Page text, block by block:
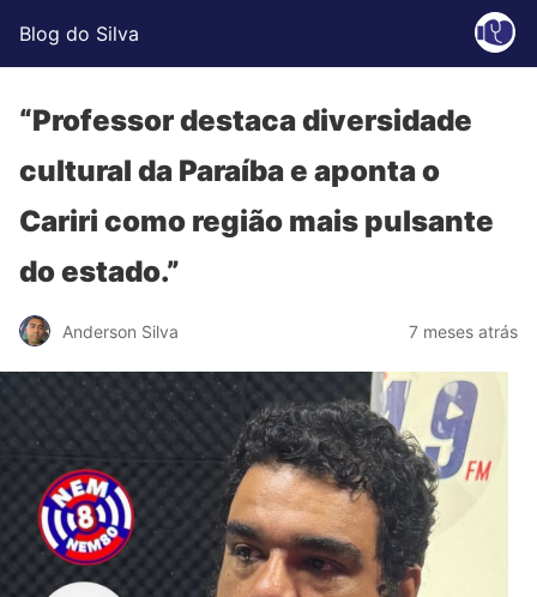
Blog do Silva
“Professor destaca diversidade
cultural da Paraíba e aponta o
Cariri como região mais pulsante
do estado.”
Anderson Silva 7 meses atrás